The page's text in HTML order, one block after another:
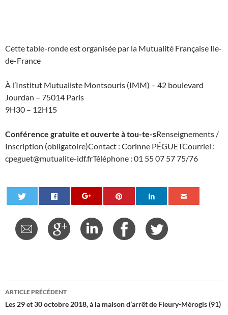
Cette table-ronde est organisée par la Mutualité Française Ile-
de-France
À l’Institut Mutualiste Montsouris (IMM) – 42 boulevard
Jourdan – 75014 Paris
9H30 – 12H15
Conférence gratuite et ouverte à tou-te-sRenseignements /
Inscription (obligatoire)Contact : Corinne PÉGUETCourriel :
cpeguet@mutualite-idf.frTéléphone : 01 55 07 57 75/76
Navigation
des
ARTICLE PRÉCÉDENT
Les 29 et 30 octobre 2018, à la maison d’arrêt de Fleury-Mérogis (91)